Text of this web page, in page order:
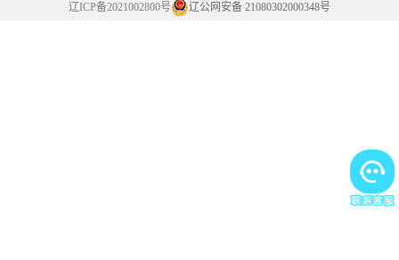
辽ICP备2021002800号 辽公网安备 21080302000348号